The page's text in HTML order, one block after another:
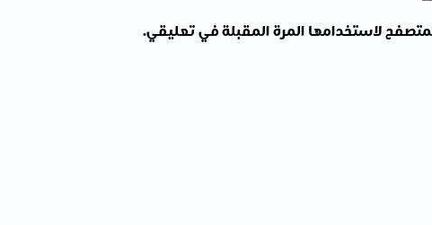
لاستخدامها المرة المقبلة في تعليقي.